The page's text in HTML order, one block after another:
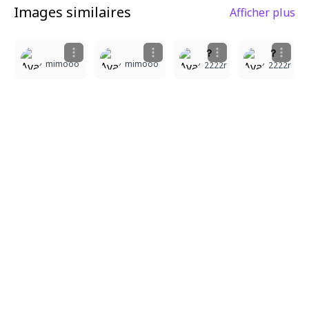
Images similaires Afficher plus
mimooo mimooo
？
2222r
？
2222r